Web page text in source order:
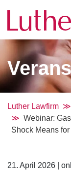
Luther Lawfirm
Webinar:
Shock Means for
21. April 2026